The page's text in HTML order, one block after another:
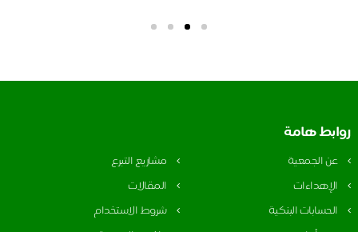
هامة
الجمعية
مشاريع التبرع
المقالات
البنكية
شروط الاستخدام